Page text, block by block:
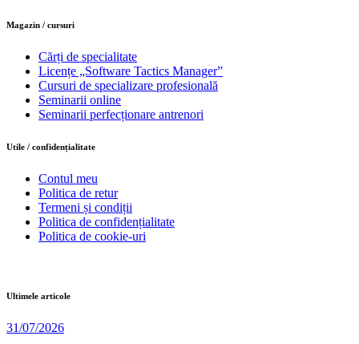
Magazin / cursuri
Cărți de specialitate
Licențe „Software Tactics Manager”
Cursuri de specializare profesională
Seminarii online
Seminarii perfecționare antrenori
Utile / confidențialitate
Contul meu
Politica de retur
Termeni și condiții
Politica de confidențialitate
Politica de cookie-uri
Ultimele articole
31/07/2026